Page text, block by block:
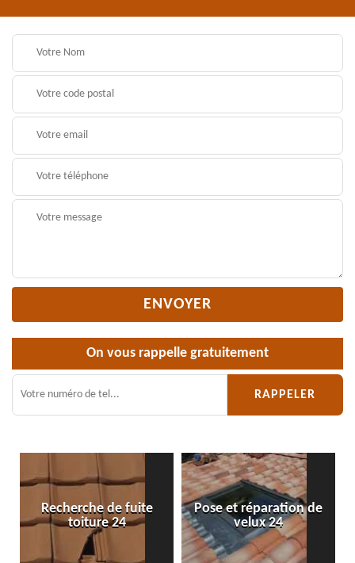
On vous rappelle gratuitement
Recherche de fuite
toiture 24
Pose et réparation de
velux 24